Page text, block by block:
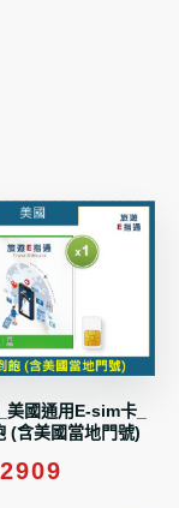
國通用E-sim卡_
(含美國當地門號)